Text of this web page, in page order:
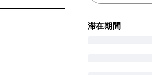
滞在期間